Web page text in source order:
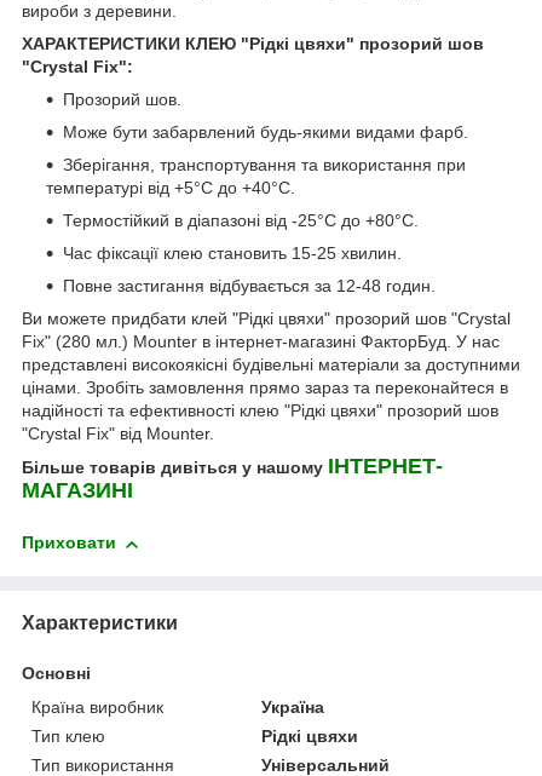
вироби з деревини.
ХАРАКТЕРИСТИКИ КЛЕЮ "Рідкі цвяхи" прозорий шов
"Crystal Fix":
Прозорий шов.
Може бути забарвлений будь-якими видами фарб.
Зберігання, транспортування та використання при
температурі від +5°C до +40°C.
Термостійкий в діапазоні від -25°C до +80°C.
Час фіксації клею становить 15-25 хвилин.
Повне застигання відбувається за 12-48 годин.
Ви можете придбати клей "Рідкі цвяхи" прозорий шов "Crystal
Fix" (280 мл.) Mounter в інтернет-магазині ФакторБуд. У нас
представлені високоякісні будівельні матеріали за доступними
цінами. Зробіть замовлення прямо зараз та переконайтеся в
надійності та ефективності клею "Рідкі цвяхи" прозорий шов
"Crystal Fix" від Mounter.
Більше товарів дивіться у нашому ІНТЕРНЕТ-
МАГАЗИНІ
Приховати
Характеристики
Основні
Країна виробник
Україна
Тип клею
Рідкі цвяхи
Тип використання
Універсальний